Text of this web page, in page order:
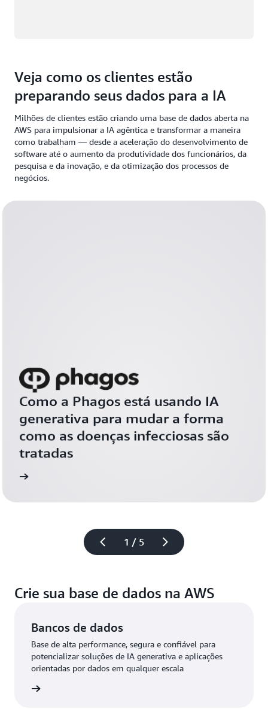
Veja como os clientes estão
preparando seus dados para a IA
Milhões de clientes estão criando uma base de dados aberta na
AWS para impulsionar a IA agêntica e transformar a maneira
como trabalham — desde a aceleração do desenvolvimento de
software até o aumento da produtividade dos funcionários, da
pesquisa e da inovação, e da otimização dos processos de
negócios.
1 / 5
Como a Phagos está usando IA
generativa para mudar a forma
como as doenças infecciosas são
tratadas
Leia o estudo de
Crie sua base de dados na AWS
Bancos de dados
Base de alta performance, segura e confiável para
potencializar soluções de IA generativa e aplicações
orientadas por dados em qualquer escala